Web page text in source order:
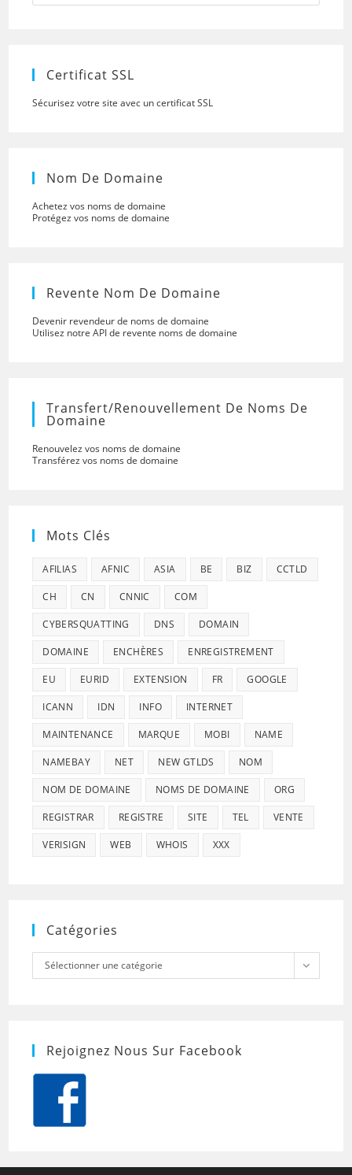
to
Certificat SSL
Sécurisez votre site avec un certificat SSL
Nom De Domaine
Achetez vos noms de domaine
Protégez vos noms de domaine
Revente Nom De Domaine
Devenir revendeur de noms de domaine
Utilisez notre API de revente noms de domaine
Transfert/renouvellement De Noms De
Domaine
Renouvelez vos noms de domaine
Transférez vos noms de domaine
Mots Clés
AFILIAS AFNIC ASIA BE BIZ CCTLD
CH CN CNNIC COM
CYBERSQUATTING DNS DOMAIN
DOMAINE ENCHÈRES ENREGISTREMENT
EU EURID EXTENSION FR GOOGLE
ICANN IDN INFO INTERNET
MAINTENANCE MARQUE MOBI NAME
NAMEBAY NET NEW GTLDS NOM
NOM DE DOMAINE NOMS DE DOMAINE ORG
REGISTRAR REGISTRE SITE TEL VENTE
VERISIGN WEB WHOIS XXX
Catégories
Catégories
Sélectionner une catégorie
Rejoignez Nous Sur Facebook